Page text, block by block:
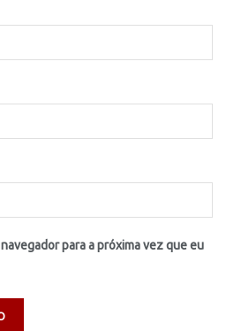
para a próxima vez que eu